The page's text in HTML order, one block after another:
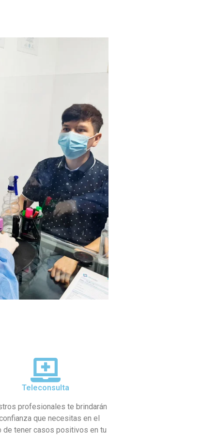
Teleconsulta
profesionales te brindarán
que necesitas en el
de tener casos positivos en tu